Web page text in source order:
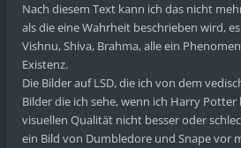
Nach diesem Text kann ich das nicht
als die eine Wahrheit beschrieben wird,
Vishnu, Shiva, Brahma, alle ein
Existenz.
Die Bilder auf LSD, die ich von dem
Bilder die ich sehe, wenn ich Harry Potter
visuellen Qualität nicht besser oder
ein Bild von Dumbledore und Snape vor